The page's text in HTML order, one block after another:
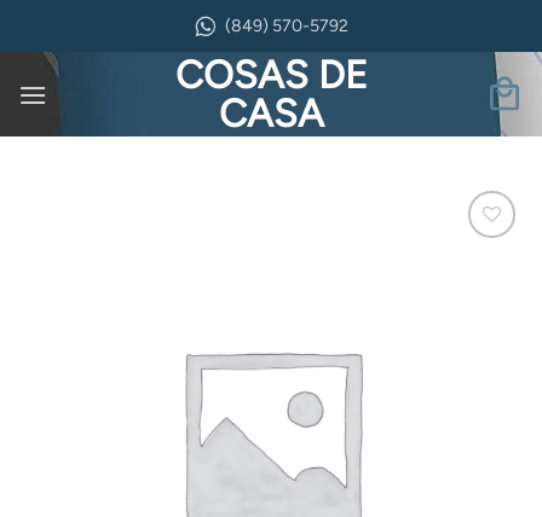
contenido
(849) 570-5792
COSAS DE
CASA